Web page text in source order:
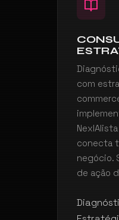
com
conecta
negócio.
de ação